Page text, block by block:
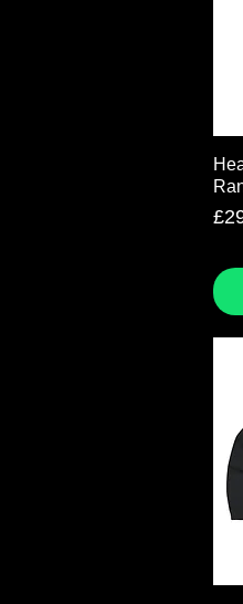
รา